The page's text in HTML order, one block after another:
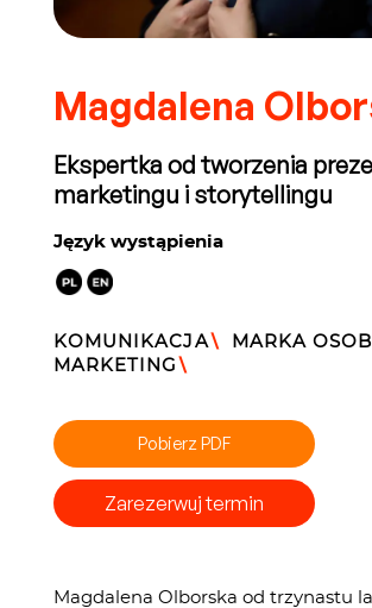
Język wystąpienia
KOMUNIKACJA\ MARKA
MARKETING \
Pobierz PDF
Zarezerwuj termin
Magdalena
Ekspertka od tworzenia
marketingu i storytellingu
Magdalena Olborska od trzynastu